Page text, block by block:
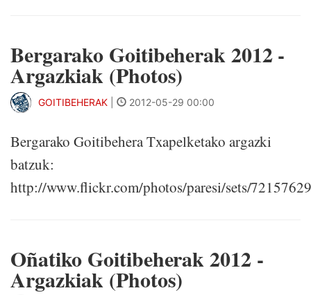
Bergarako Goitibeherak 2012 -
Argazkiak (Photos)
GOITIBEHERAK 2012-05-29 00:00
Bergarako Goitibehera Txapelketako argazki
batzuk:
http://www.flickr.com/photos/paresi/sets/
Oñatiko Goitibeherak 2012 -
Argazkiak (Photos)